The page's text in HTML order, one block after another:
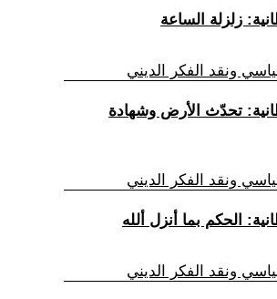
ونقد الفكر الديني
تحدّث الأرض وشهادة
ونقد الفكر الديني
ونقد الفكر الديني